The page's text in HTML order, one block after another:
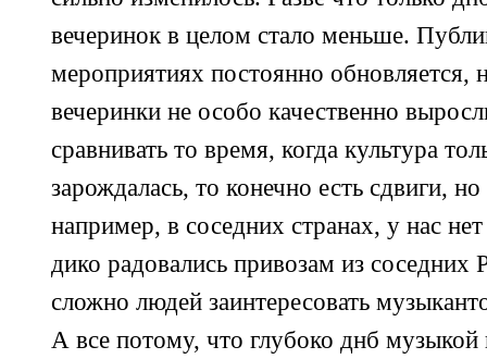
вечеринок в целом стало меньше.
мероприятиях постоянно обновляется,
вечеринки не особо качественно
сравнивать то время, когда культура
зарождалась, то конечно есть сдвиги,
например, в соседних странах, у нас
дико радовались привозам из соседних
сложно людей заинтересовать
А все потому, что глубоко днб музыкой